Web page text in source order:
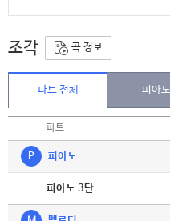
조각 곡 정보
파트 전체 피아노
파트
P 피아노
피아노 3단